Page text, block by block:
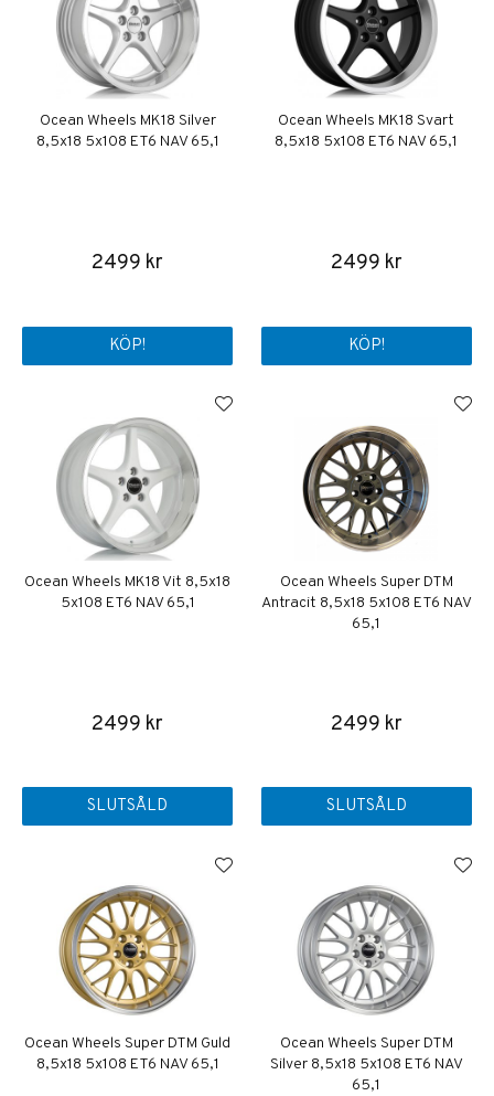
Ocean Wheels MK18 Silver
8,5x18 5x108 ET6 NAV 65,1
2499 kr
KÖP!
Ocean Wheels MK18 Svart
8,5x18 5x108 ET6 NAV 65,1
2499 kr
KÖP!
Ocean Wheels MK18 Vit 8,5x18
5x108 ET6 NAV 65,1
2499 kr
SLUTSÅLD
Ocean Wheels Super DTM
Antracit 8,5x18 5x108 ET6 NAV
65,1
2499 kr
SLUTSÅLD
Ocean Wheels Super DTM Guld
8,5x18 5x108 ET6 NAV 65,1
Ocean Wheels Super DTM
Silver 8,5x18 5x108 ET6 NAV
65,1